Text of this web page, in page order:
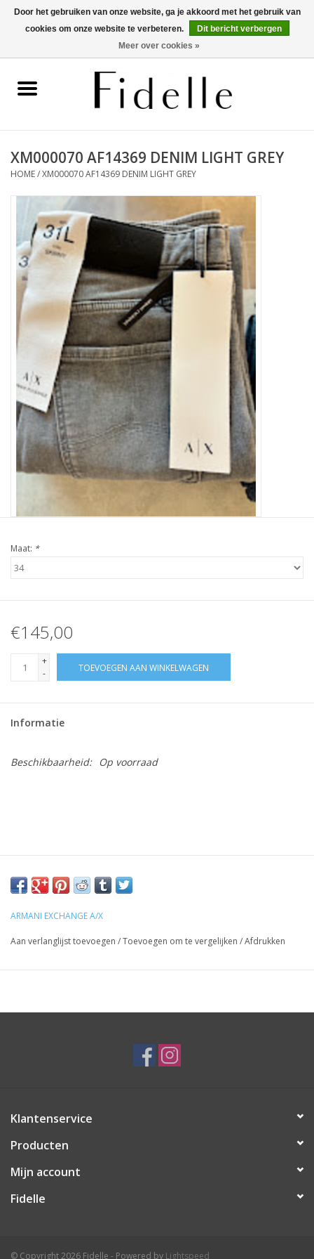
0 Artikelen - €0,00
OUTLET
Merken
XM000070 AF14369 DENIM LIGHT GREY
HOME/XM000070 AF14369 DENIM LIGHT GREY
Maat: *
€145,00
+
-
TOEVOEGEN AAN WINKELWAGEN
Informatie
Beschikbaarheid: Op voorraad
ARMANI EXCHANGE A/X
Aan verlanglijst toevoegen /Toevoegen om te vergelijken /Afdrukken
Klantenservice
Producten
Mijn account
Fidelle
© Copyright 2026 Fidelle - Powered by Lightspeed
Door het gebruiken van onze website, ga je akkoord met het gebruik van
cookies om onze website te verbeteren.
Dit bericht verbergen
Meer over cookies »